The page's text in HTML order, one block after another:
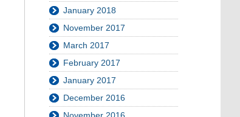
January 2018
November 2017
March 2017
February 2017
January 2017
December 2016